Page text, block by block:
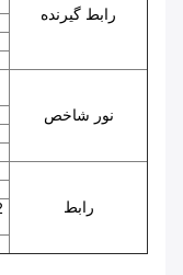
رابط گیرنده
نور شاخص
رابط